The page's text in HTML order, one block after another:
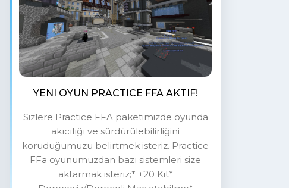
YENI OYUN PRACTICE FFA AKTIF!
Sizlere Practice FFA paketimizde oyunda
akıcılığı ve sürdürülebilirliğini
koruduğumuzu belirtmek isteriz. Practice
FFa oyunumuzdan bazı sistemleri size
aktarmak isteriz;* +20 Kit*